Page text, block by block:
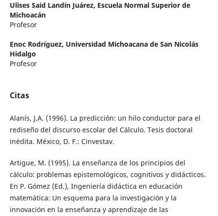
Ulises Said Landín Juárez, Escuela Normal Superior de
Michoacán
Profesor
Enoc Rodríguez, Universidad Michoacana de San Nicolás
Hidalgo
Profesor
Citas
Alanís, J.A. (1996). La predicción: un hilo conductor para el
rediseño del discurso escolar del Cálculo. Tesis doctoral
inédita. México, D. F.: Cinvestav.
Artigue, M. (1995). La enseñanza de los principios del
cálculo: problemas epistemológicos, cognitivos y didácticos.
En P. Gómez (Ed.), Ingeniería didáctica en educación
matemática: Un esquema para la investigación y la
innovación en la enseñanza y aprendizaje de las